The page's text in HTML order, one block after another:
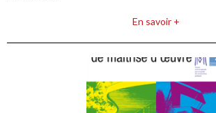
En savoir +